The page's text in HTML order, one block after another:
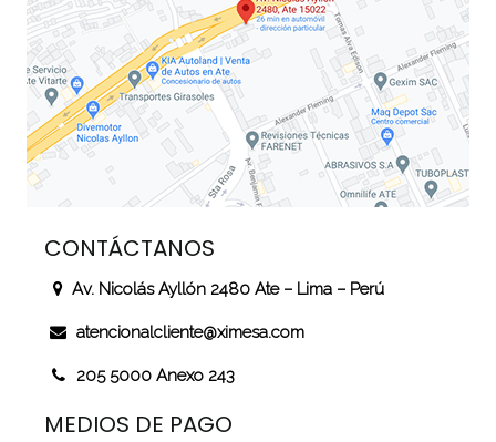
CONTÁCTANOS
Av. Nicolás Ayllón 2480 Ate – Lima – Perú
atencionalcliente@ximesa.com
205 5000 Anexo 243
MEDIOS DE PAGO